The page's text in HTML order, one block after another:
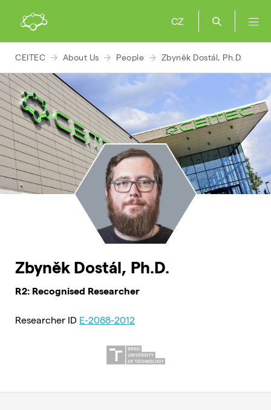
CZ
CEITEC About Us People Zbyněk Dostál, Ph.D.
Zbyněk Dostál, Ph.D.
R2: Recognised Researcher
Researcher ID E-2088-2012